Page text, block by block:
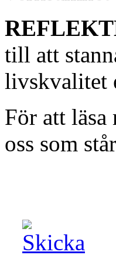
till att
livskvalitet
För att
oss som